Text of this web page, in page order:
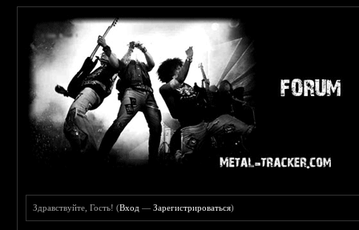
Здравствуйте, Гость! (Вход —Зарегистрироваться)